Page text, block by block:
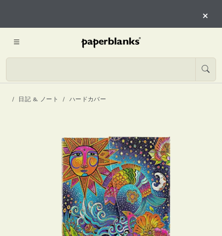
×
日記 & ノート ハードカバー